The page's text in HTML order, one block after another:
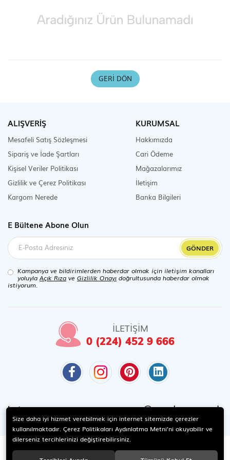
Scooter Çeşitleri
GERI DÖN
ALIŞVERİŞ
Mesafeli Satış Sözleşmesi
Sipariş ve İade Şartları
Kişisel Veriler Politikası
Gizlilik ve Çerez Politikası
Kargom Nerede
KURUMSAL
Hakkımızda
Cari Ödeme
Mağazalarımız
İletişim
Banka Bilgileri
E Bültene Abone Olun
GÖNDER
Kampanya ve bildirimlerden haberdar olmak için iletişim kanalları
yoluylaAçık Rıza ve Gizlilik Onayı doğrultusunda haberdar olmak
istiyorum.
İLETİŞİM
0 (224) 452 9 666
Instagram @candaoyuncak
Size daha iyi hizmet verebilmek için internet sitemizde çerezler
kullanılmaktadır. Çerez Politikaları Aydınlatma Metni’ni okuyabilir ve
dilerseniz tercihlerinizi değiştirebilirsiniz.